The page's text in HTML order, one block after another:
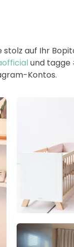
auf Ihr
und tagge
Kontos.